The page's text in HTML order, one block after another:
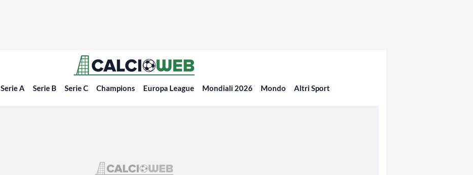
Serie A Serie B Serie C Champions Europa League Mondiali 2026 Mondo Altri Sport